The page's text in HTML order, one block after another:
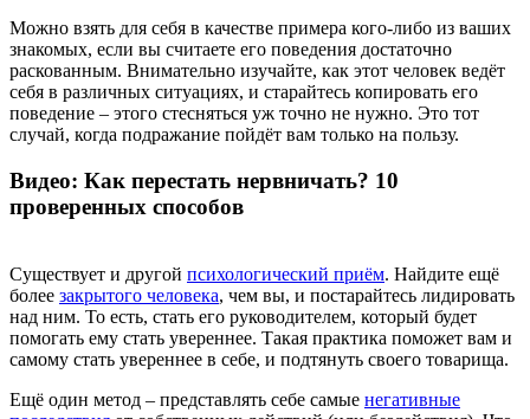
Можно взять для себя в качестве примера кого-либо из ваших
знакомых, если вы считаете его поведения достаточно
раскованным. Внимательно изучайте, как этот человек ведёт
себя в различных ситуациях, и старайтесь копировать его
поведение – этого стесняться уж точно не нужно. Это тот
случай, когда подражание пойдёт вам только на пользу.
Видео: Как перестать нервничать? 10
проверенных способов
Существует и другой психологический приём. Найдите ещё
более закрытого человека, чем вы, и постарайтесь лидировать
над ним. То есть, стать его руководителем, который будет
помогать ему стать увереннее. Такая практика поможет вам и
самому стать увереннее в себе, и подтянуть своего товарища.
Ещё один метод – представлять себе самые негативные